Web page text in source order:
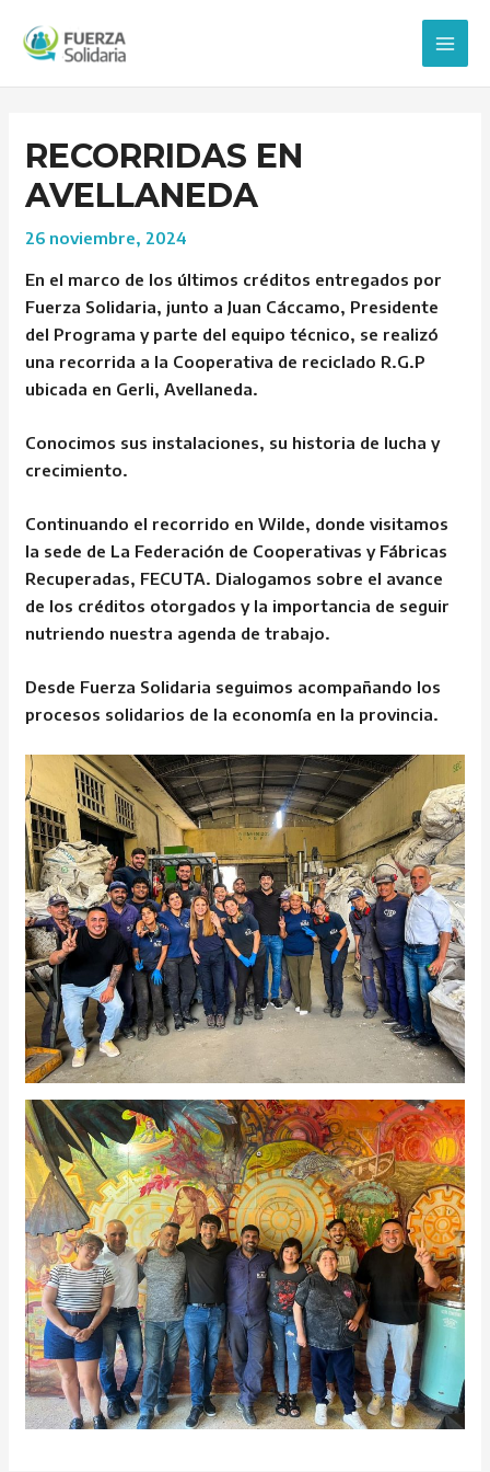
contenido
Main
RECORRIDAS EN
AVELLANEDA
26 noviembre, 2024
En el marco de los últimos créditos entregados por
Fuerza Solidaria, junto a Juan Cáccamo, Presidente
del Programa y parte del equipo técnico, se realizó
una recorrida a la Cooperativa de reciclado R.G.P
ubicada en Gerli, Avellaneda.
Conocimos sus instalaciones, su historia de lucha y
crecimiento.
Continuando el recorrido en Wilde, donde visitamos
la sede de La Federación de Cooperativas y Fábricas
Recuperadas, FECUTA. Dialogamos sobre el avance
de los créditos otorgados y la importancia de seguir
nutriendo nuestra agenda de trabajo.
Desde Fuerza Solidaria seguimos acompañando los
procesos solidarios de la economía en la provincia.
navigation